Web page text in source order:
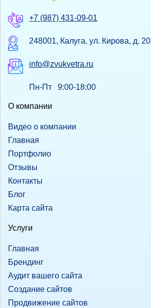
+7 (987) 431-09-01
248001, Калуга, ул. Кирова, д. 20
info@zvukvetra.ru
Пн-Пт 9:00-18:00
О компании
Видео о компании
Главная
Портфолио
Отзывы
Контакты
Блог
Карта сайта
Услуги
Главная
Брендинг
Аудит вашего сайта
Создание сайтов
Продвижение сайтов